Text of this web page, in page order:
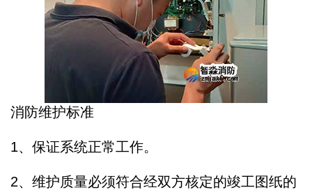
消防维护标准
1、保证系统正常工作。
2、维护质量必须符合经双方核定的竣工图纸的